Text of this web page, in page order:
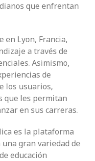
que enfrentan
en Lyon, Francia,
a través de
Asimismo,
de
los usuarios,
que les permitan
en sus carreras.
es la plataforma
gran variedad de
educación